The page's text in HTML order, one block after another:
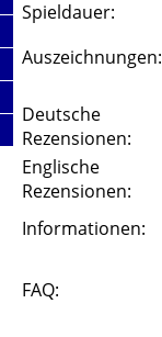
Spieldauer:
Auszeichnungen:
Deutsche
Rezensionen:
Englische
Rezensionen:
Informationen:
FAQ: